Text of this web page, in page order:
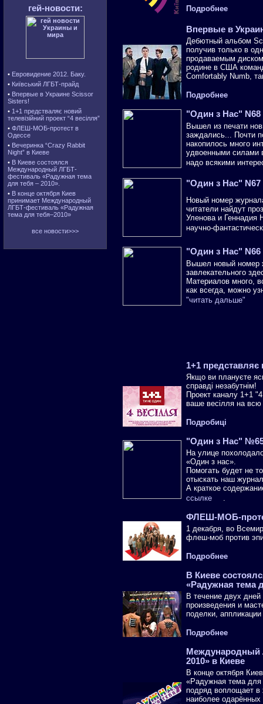
гей-новости:
• Евровидение 2012. Баку.
• Київський ЛГБТ-прайд
• Впервые в Украине Scissor
Sisters!
• 1+1 предстваляє новий
телевізійний проект “4 весілля”
• ФЛЕШ-МОБ-протест в
Одессе
• Вечеринка “Crazy Rabbit
Night” в Киеве
• В Киеве состоялся
Международный ЛГБТ-
фестиваль «Радужная тема
для тебя – 2010».
• В конце октября Киев
принимает Международный
ЛГБТ-фестиваль «Радужная
тема для тебя–2010»
все новости>>>
Подробнее
Впервые в
Дебютный альбом
получив только в
продаваемым
родине в США
Comfortably Numb,
Подробнее
"Один з Нас" N68
Вышел из печати
заждались... Почти
накопилось много
удвоенными силами
надо всякими
"Один з Нас" N67
Новый номер
читатели найдут
Уленова и Геннадия
научно-
"Один з Нас" N66
Вышел новый номер
завлекательного
Материалов много,
как всегда, можно
"читать дальше"
1+1 представляє
Якщо ви плануєте
справді незабутнім!
Проект каналу 1+1
ваше весілля на всю
Подробиці
"Один з Нас"
На улице
«Один з нас».
Помогать будет не
отыскать наш
А краткое
ссылке
.
ФЛЕШ-МОБ-
1 декабря, во
флеш-моб против
Подробнее
В Киеве
«Радужная тема
В течение двух
произведения и
поделки,
Подробнее
Международный
2010» в Киеве
В конце октября
«Радужная тема для
подряд воплощает в
наиболее одарённых